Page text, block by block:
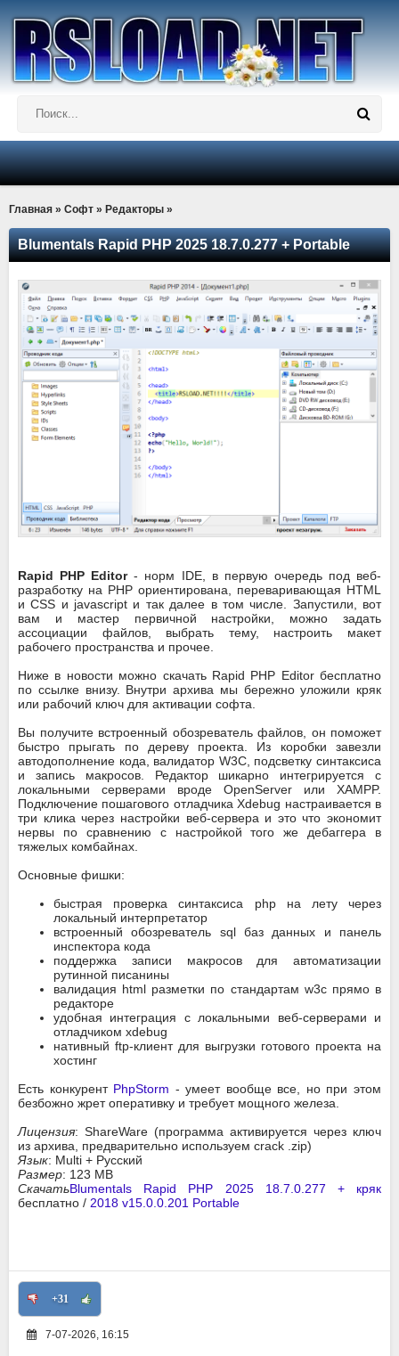
Главная » Софт » Редакторы »
Blumentals Rapid PHP 2025 18.7.0.277 + Portable
Rapid PHP Editor- норм IDE, в первую очередь под веб-
разработку на PHP ориентирована, переваривающая HTML
и CSS и javascript и так далее в том числе. Запустили, вот
вам и мастер первичной настройки, можно задать
ассоциации файлов, выбрать тему, настроить макет
рабочего пространства и прочее.
Ниже в новости можно скачать Rapid PHP Editor бесплатно
по ссылке внизу. Внутри архива мы бережно уложили кряк
или рабочий ключ для активации софта.
Вы получите встроенный обозреватель файлов, он поможет
быстро прыгать по дереву проекта. Из коробки завезли
автодополнение кода, валидатор W3C, подсветку синтаксиса
и запись макросов. Редактор шикарно интегрируется с
локальными серверами вроде OpenServer или XAMPP.
Подключение пошагового отладчика Xdebug настраивается в
три клика через настройки веб-сервера и это что экономит
нервы по сравнению с настройкой того же дебаггера в
тяжелых комбайнах.
Основные фишки:
быстрая проверка синтаксиса php на лету через
локальный интерпретатор
встроенный обозреватель sql баз данных и панель
инспектора кода
поддержка записи макросов для автоматизации
рутинной писанины
валидация html разметки по стандартам w3c прямо в
редакторе
удобная интеграция с локальными веб-серверами и
отладчиком xdebug
нативный ftp-клиент для выгрузки готового проекта на
хостинг
Есть конкурент PhpStorm - умеет вообще все, но при этом
безбожно жрет оперативку и требует мощного железа.
Лицензия: ShareWare (программа активируется через ключ
из архива, предварительно используем crack .zip)
Язык: Multi + Русский
Размер: 123 MB
СкачатьBlumentals Rapid PHP 2025 18.7.0.277 + кряк
бесплатно / 2018 v15.0.0.201 Portable
+31
7-07-2026, 16:15